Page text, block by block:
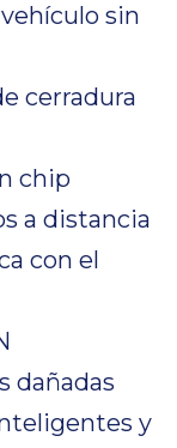
sin
cerradura
chip
a distancia
con el
dañadas
y